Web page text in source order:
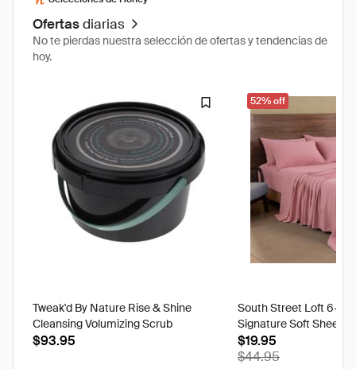
Ofertasdiarias
No te pierdas nuestra selección de ofertas y tendencias de
hoy.
Tweak'd By Nature Rise & Shine
Cleansing Volumizing Scrub
$93.95
52% off
South Street Loft 6-
Signature Soft Sheet
$19.95
$44.95